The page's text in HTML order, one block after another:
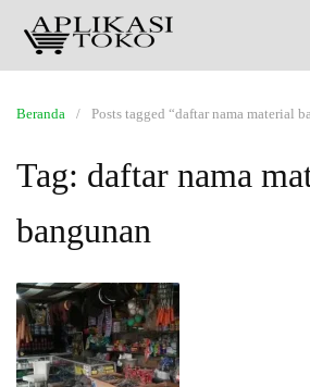
Beranda Posts tagged “daftar nama material
Tag: daftar nama
bangunan